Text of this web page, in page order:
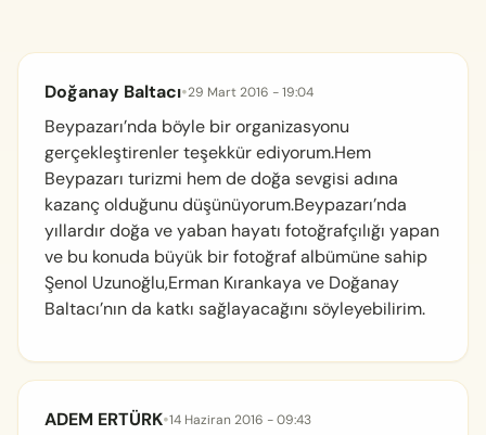
Doğanay Baltacı•29 Mart 2016 - 19:04
Beypazarı’nda böyle bir organizasyonu
gerçekleştirenler teşekkür ediyorum.Hem
Beypazarı turizmi hem de doğa sevgisi adına
kazanç olduğunu düşünüyorum.Beypazarı’nda
yıllardır doğa ve yaban hayatı fotoğrafçılığı yapan
ve bu konuda büyük bir fotoğraf albümüne sahip
Şenol Uzunoğlu,Erman Kırankaya ve Doğanay
Baltacı’nın da katkı sağlayacağını söyleyebilirim.
ADEM ERTÜRK•14 Haziran 2016 - 09:43